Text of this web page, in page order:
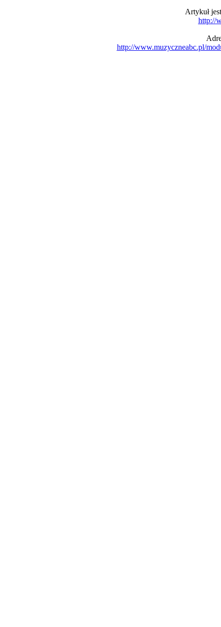
Artykuł
http://
http://www.muzyczneabc.pl/